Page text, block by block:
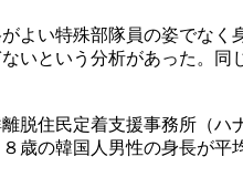
よい特殊部隊員の姿でな
いという分析があった。
住民定着支援事務所（ハ
歳の韓国人男性の身長が